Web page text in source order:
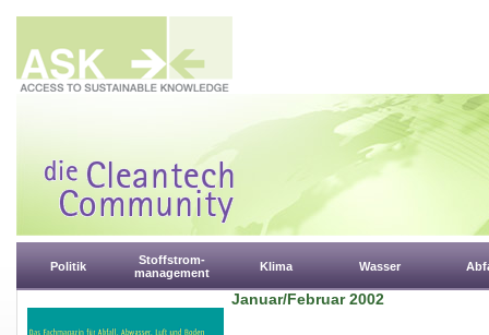
Politik
Stoffstrom-
management
Klima Wasser
Januar/Februar 2002